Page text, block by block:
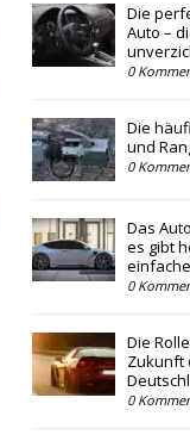
Die
Auto –
0
Die
und
0
Das
es gibt
0
Die
Zukunft
0